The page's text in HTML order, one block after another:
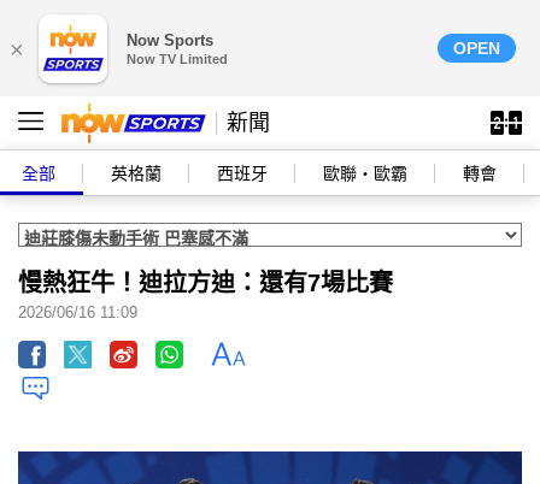
× Now Sports
Now TV Limited
OPEN
新聞
全部 英格蘭 西班牙 歐聯‧歐霸 轉會
慢熱狂牛！迪拉方迪：還有7場比賽
2026/06/16 11:09